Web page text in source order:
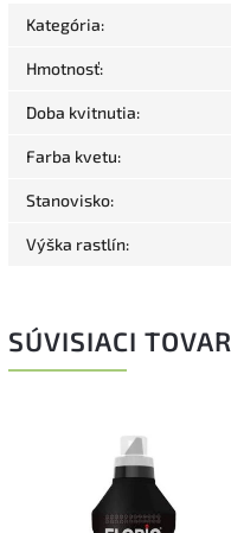
Kategória:
Hmotnosť:
Doba kvitnutia:
Farba kvetu:
Stanovisko:
Výška rastlín:
SÚVISIACI TOVAR